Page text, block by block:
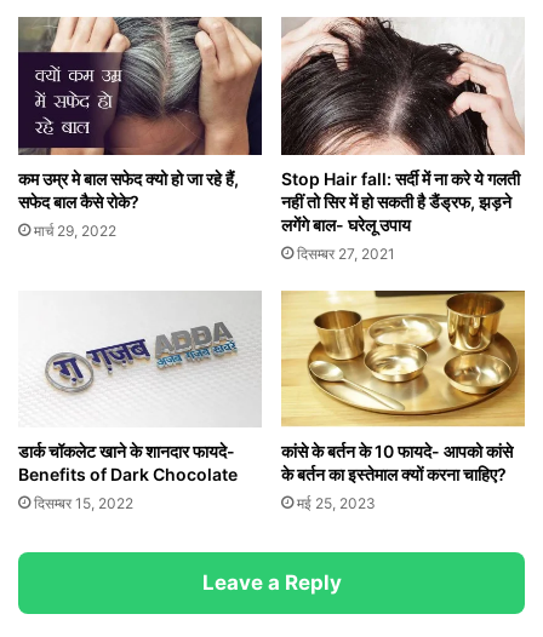
कम उम्र मे बाल सफेद क्यो हो जा रहे हैं,
सफेद बाल कैसे रोके?
मार्च 29, 2022
Stop Hair fall: सर्दी में ना करे ये गलती
नहीं तो सिर में हो सकती है डैंड्रफ, झड़ने
लगेंगे बाल- घरेलू उपाय
दिसम्बर 27, 2021
डार्क चॉकलेट खाने के शानदार फायदे-
Benefits of Dark Chocolate
दिसम्बर 15, 2022
कांसे के बर्तन के 10 फायदे- आपको कांसे
के बर्तन का इस्तेमाल क्यों करना चाहिए?
मई 25, 2023
Leave a Reply